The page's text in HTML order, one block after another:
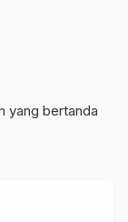
yang bertanda